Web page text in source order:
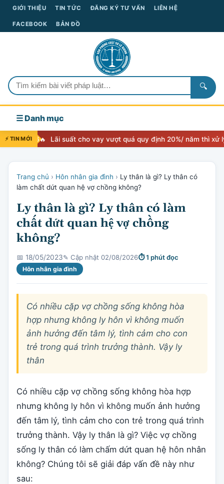
GIỚI THIỆU TIN TỨC ĐĂNG KÝ TƯ VẤN LIÊN HỆ
FACEBOOK BẢN ĐỒ
🔍
☰ Danh mục
⚡ TIN MỚI
Lãi suất cho vay vượt quá quy định 20%/ năm thì xử lý như thế
Trang chủ › Hôn nhân gia đình › Ly thân là gì? Ly thân có
làm chất dứt quan hệ vợ chồng không?
Ly thân là gì? Ly thân có làm
chất dứt quan hệ vợ chồng
không?
📅 18/05/2023✎ Cập nhật 02/08/2026⏱ 1 phút đọc
Hôn nhân gia đình
Có nhiều cặp vợ chồng sống không hòa
hợp nhưng không ly hôn vì không muốn
ảnh hưởng đến tâm lý, tình cảm cho con
trẻ trong quá trình trưởng thành. Vậy ly
thân
Có nhiều cặp vợ chồng sống không hòa hợp
nhưng không ly hôn vì không muốn ảnh hưởng
đến tâm lý, tình cảm cho con trẻ trong quá trình
trưởng thành. Vậy ly thân là gì? Việc vợ chồng
sống ly thân có làm chấm dứt quan hệ hôn nhân
không? Chúng tôi sẽ giải đáp vấn đề này như
sau: